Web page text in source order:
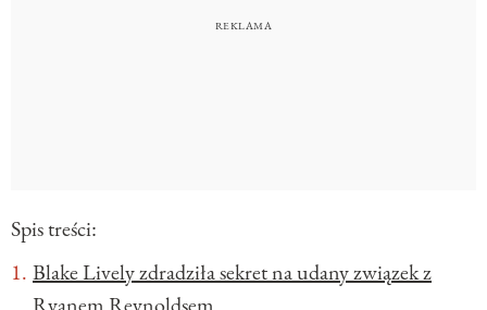
Spis treści:
Blake Lively zdradziła sekret na udany związek z